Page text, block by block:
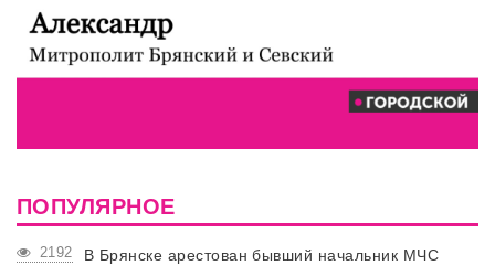
ПОПУЛЯРНОЕ
2192 В Брянске арестован бывший начальник МЧС